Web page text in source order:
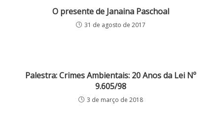
O presente de Janaina Paschoal
31 de agosto de 2017
Palestra: Crimes Ambientais: 20 Anos da Lei Nº
9.605/98
3 de março de 2018